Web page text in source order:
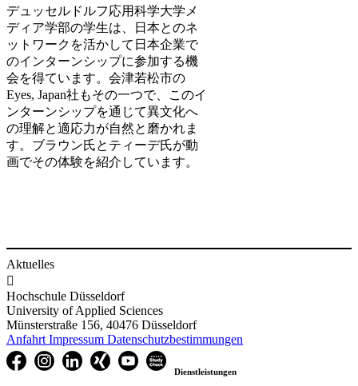
デュッセルドルフ応用科学大学メ
ディア学部の学生は、日本とのネ
ットワークを活かして日本企業で
のインターンシップに参加する機
会を得ています。会津若松市の
Eyes, Japan社もその一つで、このイ
ンターンシップを通じて異文化へ
の理解と適応力が自然と磨かれま
す。ブラウン氏とティーデ氏が動
画でその体験を紹介しています。
Aktuelles

Hochschule Düsseldorf
University of Applied Sciences
Münsterstraße 156, 40476 Düsseldorf
Anfahrt Impressum Datenschutzbestimmungen
Dienstleistungen